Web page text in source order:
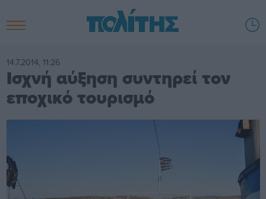
14.7.2014, 11:26
Ισχνή αύξηση συντηρεί τον
εποχικό τουρισμό